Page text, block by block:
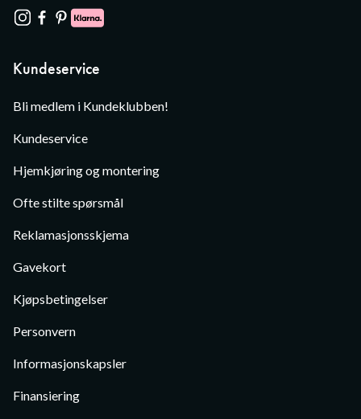
Kundeservice
Bli medlem i Kundeklubben!
Kundeservice
Hjemkjøring og montering
Ofte stilte spørsmål
Reklamasjonsskjema
Gavekort
Kjøpsbetingelser
Personvern
Informasjonskapsler
Finansiering